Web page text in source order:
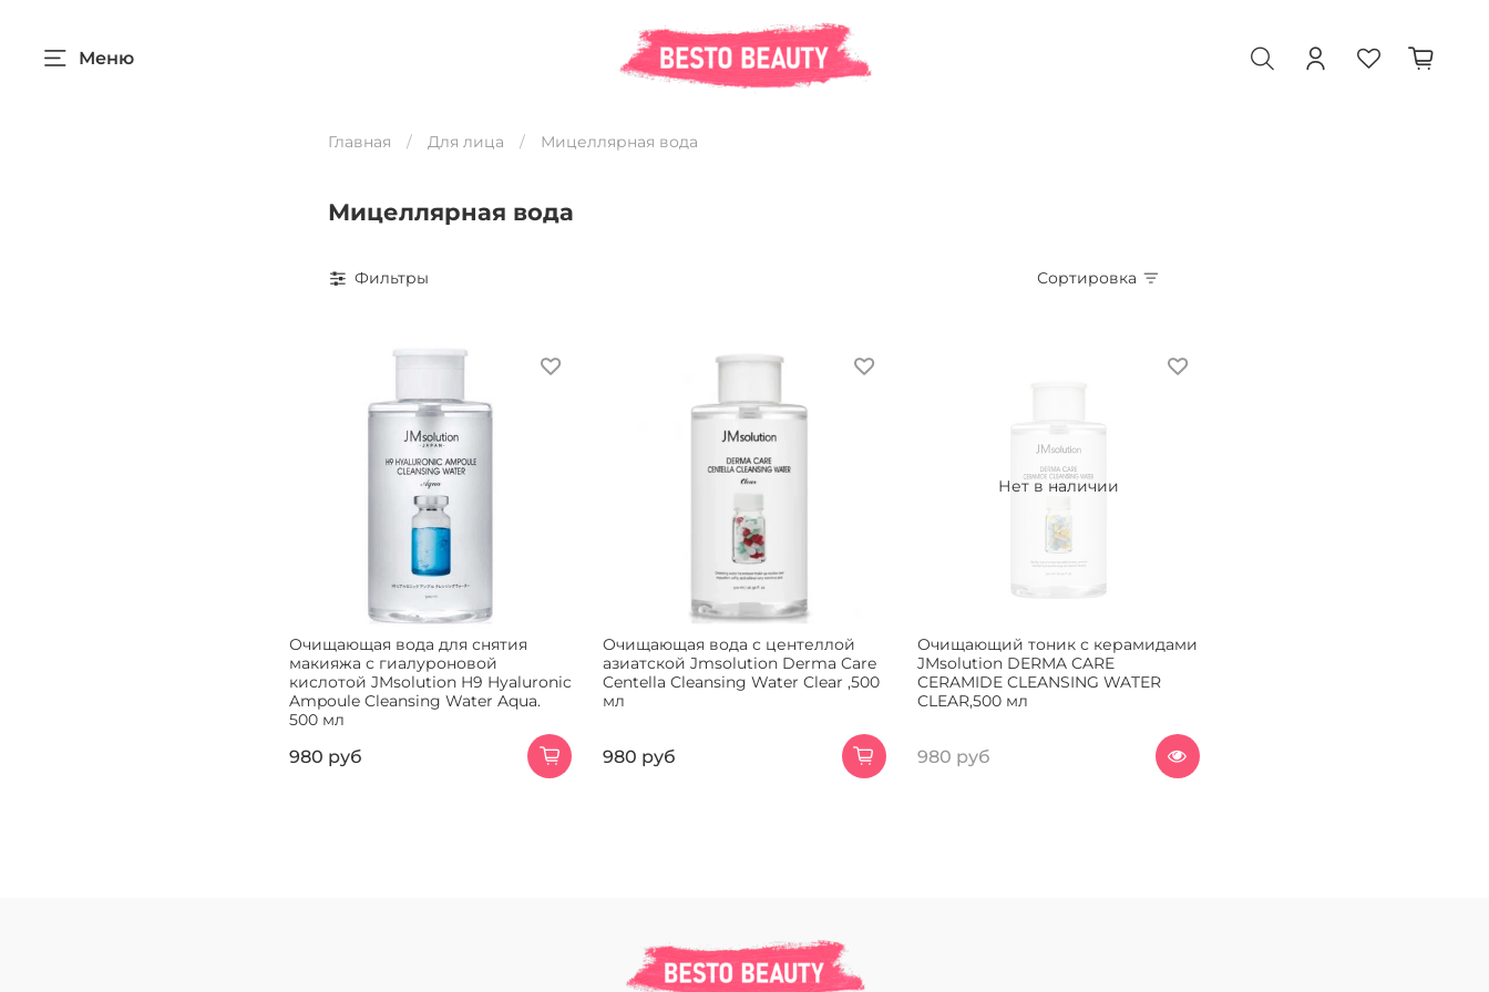
Меню
Главная Для лица Мицеллярная вода
Мицеллярная вода
Фильтры Сортировка
Очищающая вода для снятия
макияжа с гиалуроновой
кислотой JMsolution H9 Hyaluronic
Ampoule Cleansing Water Aqua.
500 мл
980 руб
Очищающая вода с центеллой
азиатской Jmsolution Derma Care
Centella Cleansing Water Clear ,500
мл
980 руб
Нет в наличии
Очищающий тоник с керамидами
JMsolution DERMA CARE
CERAMIDE CLEANSING WATER
CLEAR,500 мл
980 руб